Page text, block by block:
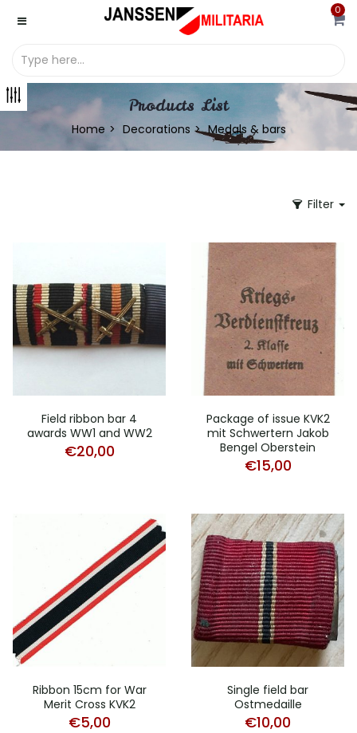
0
Products List
Home Decorations Medals & bars
Filter
Field ribbon bar 4
awards WW1 and WW2
€20,00
Package of issue KVK2
mit Schwertern Jakob
Bengel Oberstein
€15,00
Ribbon 15cm for War
Merit Cross KVK2
€5,00
Single field bar
Ostmedaille
€10,00